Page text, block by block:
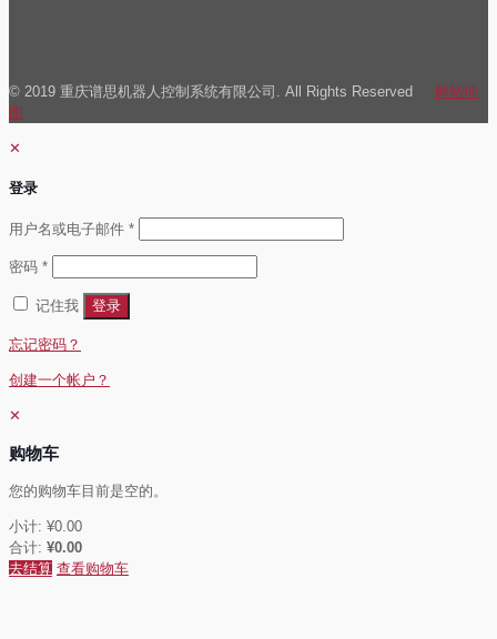
© 2019 重庆谱思机器人控制系统有限公司. All Rights Reserved 网站地
图
✕
登录
用户名或电子邮件 *必
密码 *必
记住我
登录
忘记密码？
创建一个帐户？
✕
购物车
您的购物车目前是空的。
小计: ¥0.00
合计: ¥0.00
去结算 查看购物车